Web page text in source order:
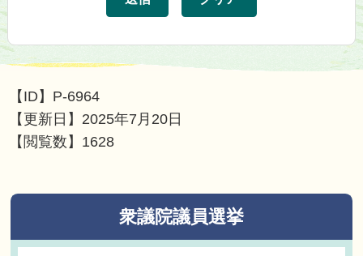
【ID】 P-6964
【更新日】 2025年7月20日
【閲覧数】 1628
衆議院議員選挙